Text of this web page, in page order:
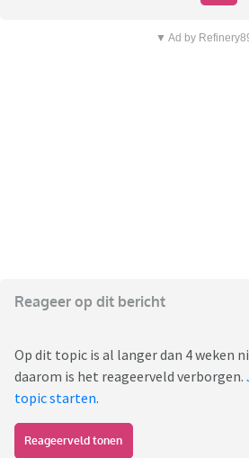
▼ Ad by
Reageer op dit bericht
Op dit topic is al langer dan 4 weken
daarom is het reageerveld verborgen.
topic starten.
Reageerveld tonen